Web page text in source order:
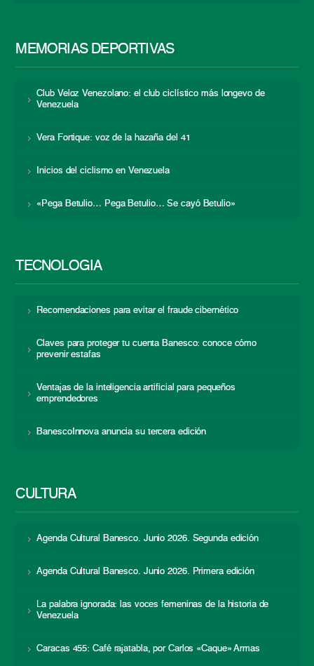
MEMORIAS DEPORTIVAS
Club Veloz Venezolano: el club ciclístico más longevo de
Venezuela
Vera Fortique: voz de la hazaña del 41
Inicios del ciclismo en Venezuela
«Pega Betulio… Pega Betulio… Se cayó Betulio»
TECNOLOGÍA
Recomendaciones para evitar el fraude cibernético
Claves para proteger tu cuenta Banesco: conoce cómo
prevenir estafas
Ventajas de la inteligencia artificial para pequeños
emprendedores
BanescoInnova anuncia su tercera edición
CULTURA
Agenda Cultural Banesco. Junio 2026. Segunda edición
Agenda Cultural Banesco. Junio 2026. Primera edición
La palabra ignorada: las voces femeninas de la historia de
Venezuela
Caracas 455: Café rajatabla, por Carlos «Caque» Armas